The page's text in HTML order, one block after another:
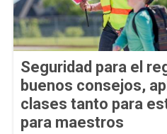
Seguridad para el
buenos consejos,
clases tanto para
para maestros